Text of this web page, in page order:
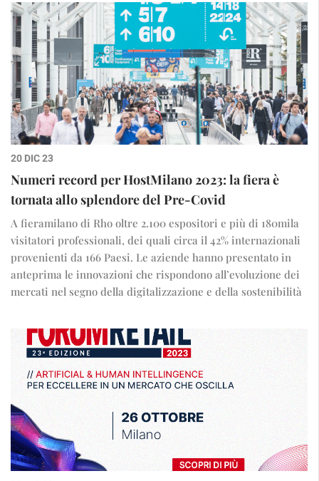
20 DIC 23
Numeri record per HostMilano 2023: la fiera è
tornata allo splendore del Pre-Covid
A fieramilano di Rho oltre 2.100 espositori e più di 180mila
visitatori professionali, dei quali circa il 42% internazionali
provenienti da 166 Paesi. Le aziende hanno presentato in
anteprima le innovazioni che rispondono all’evoluzione dei
mercati nel segno della digitalizzazione e della sostenibilità